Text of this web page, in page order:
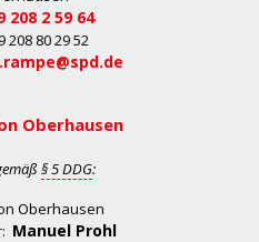
208 2 59 64
80 29 52
Oberhausen
§ 5 DDG:
Oberhausen
Manuel Prohl